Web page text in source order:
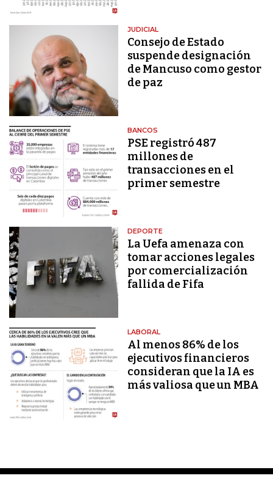
JUDICIAL
Consejo de Estado
suspende designación
de Mancuso como gestor
de paz
BANCOS
PSE registró 487
millones de
transacciones en el
primer semestre
DEPORTE
La Uefa amenaza con
tomar acciones legales
por comercialización
fallida de Fifa
LABORAL
Al menos 86% de los
ejecutivos financieros
consideran que la IA es
más valiosa que un MBA